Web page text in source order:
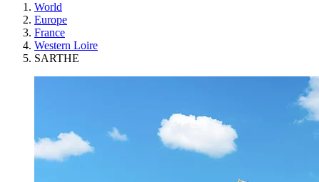
World
Europe
France
Western Loire
SARTHE